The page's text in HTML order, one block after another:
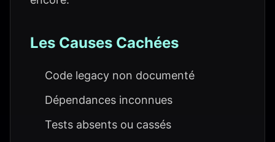
Les Causes Cachées
Code legacy non documenté
Dépendances inconnues
Tests absents ou cassés